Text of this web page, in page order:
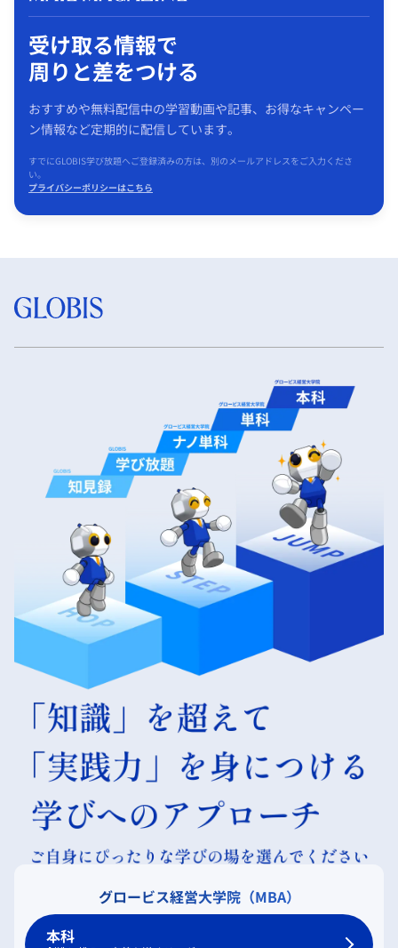
受け取る情報で
周りと差をつける
おすすめや無料配信中の学習動画や記事、お得なキャンペー
ン情報など定期的に配信しています。
すでにGLOBIS学び放題へご登録済みの方は、別のメールアドレスをご入力くださ
い。
プライバシーポリシーはこちら
グロービス経営大学院（MBA）
本科